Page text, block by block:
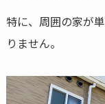
特に、周囲の家が
りません。